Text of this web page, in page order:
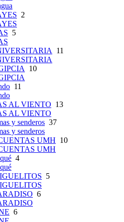
2
5
11
10
11
AL VIENTO 13
AL VIENTO
y senderos 37
y senderos
UMH 10
UMH
4
5
6
6